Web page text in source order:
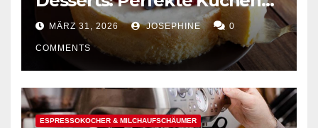
mühelos backen
MÄRZ 31, 2026 JOSEPHINE 0
COMMENTS
ESPRESSOKOCHER & MILCHAUFSCHÄUMER